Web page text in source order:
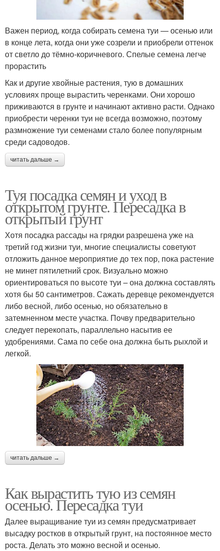
Важен период, когда собирать семена туи — осенью или
в конце лета, когда они уже созрели и приобрели оттенок
от светло до тёмно-коричневого. Спелые семена легче
прорастить
Как и другие хвойные растения, тую в домашних
условиях проще вырастить черенками. Они хорошо
приживаются в грунте и начинают активно расти. Однако
приобрести черенки туи не всегда возможно, поэтому
размножение туи семенами стало более популярным
среди садоводов.
читать дальше →
Туя посадка семян и уход в
открытом грунте. Пересадка в
открытый грунт
Хотя посадка рассады на грядки разрешена уже на
третий год жизни туи, многие специалисты советуют
отложить данное мероприятие до тех пор, пока растение
не минет пятилетний срок. Визуально можно
ориентироваться по высоте туи – она должна составлять
хотя бы 50 сантиметров. Сажать деревце рекомендуется
либо весной, либо осенью, но обязательно в
затемненном месте участка. Почву предварительно
следует перекопать, параллельно насытив ее
удобрениями. Сама по себе она должна быть рыхлой и
легкой.
читать дальше →
Как вырастить тую из семян
осенью. Пересадка туи
Далее выращивание туи из семян предусматривает
высадку ростков в открытый грунт, на постоянное место
роста. Делать это можно весной и осенью.